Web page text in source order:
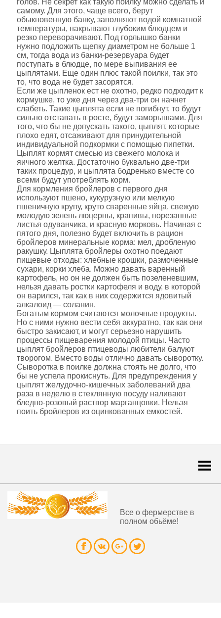
голов. Не секрет как такую поилку можно сделать и
самому. Для этого, чаще всего, берут
обыкновенную банку, заполняют водой комнатной
температуры, накрывают глубоким блюдцем и
резко переворачивают. Под горлышко банки
нужно подложить щепку диаметром не больше 1
см, тогда вода из банки-резервуара будет
поступать в блюдце, по мере выпивания ее
цыплятами. Еще один плюс такой поилки, так это
то, что вода не будет засорятся.
Если же цыпленок ест не охотно, редко подходит к
кормушке, то уже дня через два-три он начнет
слабеть. Такие цыплята если не погибнут, то будут
сильно отставать в росте, будут заморышами. Для
того, что бы не допускать такого, цыплят, которые
плохо едят, отсаживают для принудительной
индивидуальной подкормки с помощью пипетки.
Цыплят кормят смесью из свежего молока и
яичного желтка. Достаточно буквально две-три
таких процедур, и цыплята бодренько вместе со
всеми будут употреблять корм.
Для кормления бройлеров с первого дня
используют пшено, кукурузную или мелкую
пшеничную крупу, круто сваренные яйца, свежую
молодую зелень люцерны, крапивы, порезанные
листья одуванчика, и красную морковь. Начиная с
пятого дня, полезно будет включить в рацион
бройлеров минеральные корма: мел, дробленую
ракушку. Цыплята бройлеры охотно поедают
пищевые отходы: хлебные крошки, размоченные
сухари, корки хлеба. Можно давать варенный
картофель, но он не должен быть позеленевшим,
нельзя давать ростки картофеля и воду, в которой
он варился, так как в них содержится ядовитый
алкалоид — соланин.
Богатым кормом считаются молочные продукты.
Но с ними нужно вести себя аккуратно, так как они
быстро закисают, и могут серьезно нарушить
процессы пищеварения молодой птицы. Часто
цыплят бройлеров птицеводы любители балуют
творогом. Вместо воды отлично давать сыворотку.
Сыворотка в поилке должна стоять не долго, что
бы не успела прокиснуть. Для пpeдyпpeждeния y
цыплят жeлyдoчнo-кишeчныx зaбoлeвaний двa
paзa в нeдeлю в стеклянную посуду наливают
блeднo-poзoвый pacтвop мapгaнцoвки. Нельзя
поить бройлеров из оцинкованных емкостей.
Все о фермерстве в
полном обьёме!